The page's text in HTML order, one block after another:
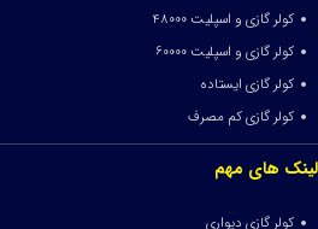
کولر گازی و اسپلیت 48000
کولر گازی و اسپلیت 60000
کولر گازی ایستاده
کولر گازی کم مصرف
لینک های مهم
کولر گازی دیواری